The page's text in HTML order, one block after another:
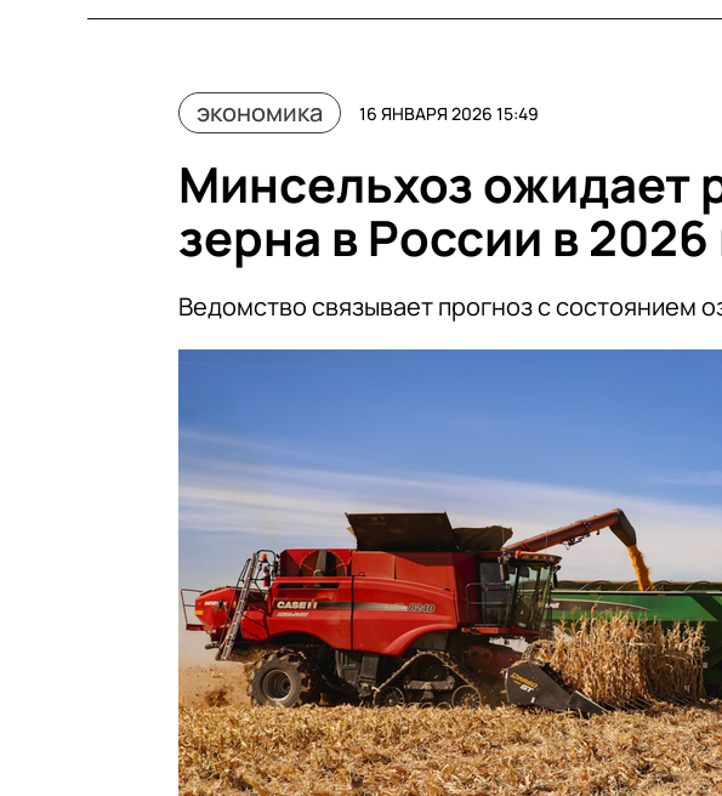
экономика 16 ЯНВАРЯ 2026 15:49
Минсельхоз ожидает
зерна в России в 2026
Ведомство связывает прогноз с состоянием